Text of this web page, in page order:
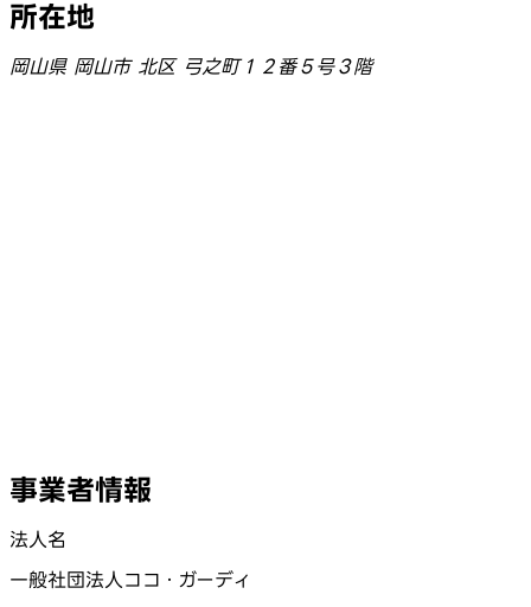
所在地
岡山県 岡山市 北区 弓之町１２番５号３階
事業者情報
法人名
一般社団法人ココ・ガーディ